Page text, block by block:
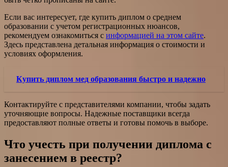
Если вас интересует, где купить диплом о среднем
образовании с учетом регистрационных нюансов,
рекомендуем ознакомиться с информацией на этом сайте.
Здесь представлена детальная информация о стоимости и
условиях оформления.
Купить диплом мед образования быстро и надежно
Контактируйте с представителями компании, чтобы задать
уточняющие вопросы. Надежные поставщики всегда
предоставляют полные ответы и готовы помочь в выборе.
Что учесть при получении диплома с
занесением в реестр?